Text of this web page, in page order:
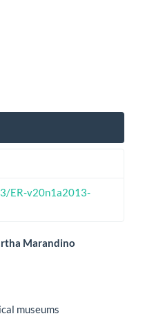
ER-v20n1a2013-
Marandino
museums